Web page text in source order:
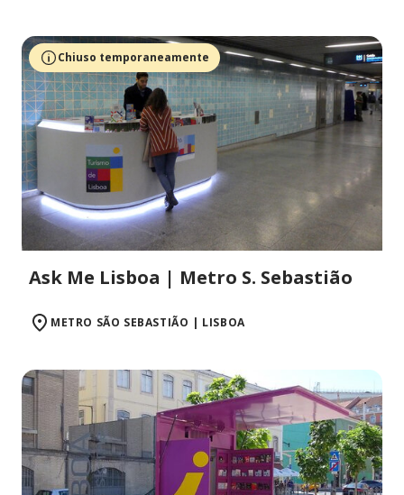
Chiuso temporaneamente
Ask Me Lisboa | Metro S. Sebastião
METRO SÃO SEBASTIÃO | LISBOA